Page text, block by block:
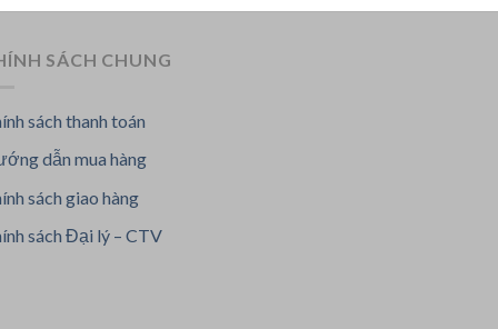
SÁCH CHUNG
sách thanh toán
dẫn mua hàng
sách giao hàng
sách Đại lý – CTV